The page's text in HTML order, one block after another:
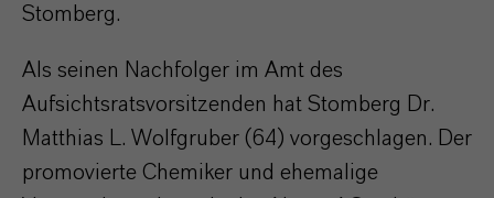
Stomberg.
Als seinen Nachfolger im Amt des
Aufsichtsratsvorsitzenden hat Stomberg Dr.
Matthias L. Wolfgruber (64) vorgeschlagen. Der
promovierte Chemiker und ehemalige